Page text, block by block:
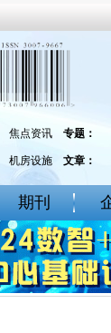
焦点资讯 专题：
机房设施 文章：
期刊